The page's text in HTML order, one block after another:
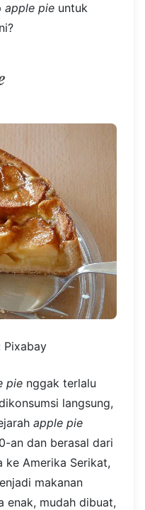
apple pie untuk
Pixabay
pie nggak terlalu
langsung,
apple pie
an dan berasal dari
ke Amerika Serikat,
makanan
enak, mudah dibuat,